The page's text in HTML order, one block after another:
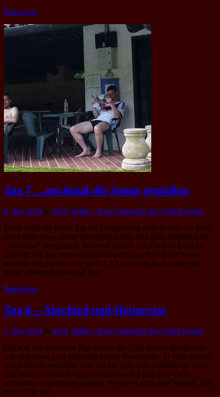
Read more
Tag 7 …nochmal die Sonne genießen
6. Juni 2014 in 2014, Italien - Parco Nationale dei Colli Euganei
Heute sollte ein letzter Tag der Entspannung sein, so dass wir auch
erst wieder etwas später frühstückten und dann ganz gemütlich ins
„Nichtstun“ übergingen. Während Sascha sein Buch zu Ende las
und Olli sich wie immer rot und knusprig am Pool in der Sonne
brutzeln ließ, sortierte ich, nach 2-3 Runden im Pool, weiter die
Bilder unserer Touren und fing…
Read more
Tag 8 – Abschied und Heimreise
7. Juni 2014 in 2014, Italien - Parco Nationale dei Colli Euganei
Olli war, wie fast jeden Tag, wieder der Erste der auf den Beinen
war und schon ganz aufgeregt durchs Haus rannte. Er hatte gestern
schon Hektik verbreitet, dass wir nur ganz kurz frühstücken, keine
Eier kochen, da die zu lange dauern würden und dass wir ja
rechtzeitig wegkommen würden. So war es auch kein Wunder, dass
er um 7:30 Uhr…